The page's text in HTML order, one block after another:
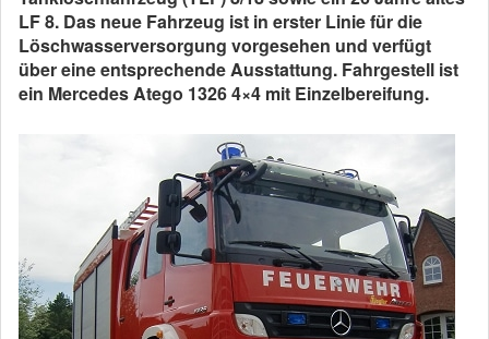
LF 8. Das neue Fahrzeug ist in erster Linie für die
Löschwasserversorgung vorgesehen und verfügt
über eine entsprechende Ausstattung. Fahrgestell ist
ein Mercedes Atego 1326 4×4 mit Einzelbereifung.